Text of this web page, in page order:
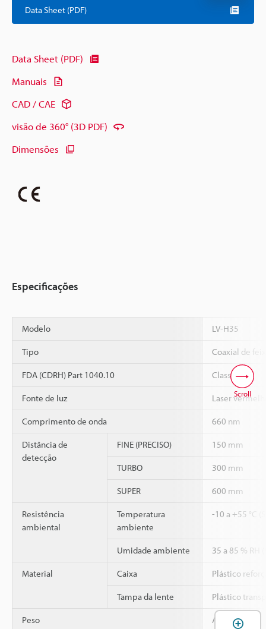
Data Sheet (PDF)
Data Sheet (PDF)
Manuais
CAD / CAE
visão de 360° (3D PDF)
Dimensões
Especificações
Modelo LV-H35
Tipo Coaxial de
FDA (CDRH) Part 1040.10 Classe II
Fonte de luz Laser
Comprimento de onda 660 nm
Distância de
detecção
FINE (PRECISO) 150 mm
TURBO 300 mm
SUPER 600 mm
Resistência
ambiental
Temperatura
ambiente
-10 a +55 °C
Umidade ambiente 35 a 85 % RH
Material Caixa Plástico
Tampa da lente Plástico
Peso Aprox. 45 g
Scroll